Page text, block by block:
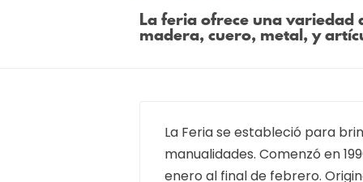
La feria ofrece una variedad
madera, cuero, metal, y
La Feria se estableció para
manualidades. Comenzó en
enero al final de febrero.